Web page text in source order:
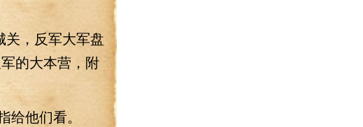
，反军大军盘
的大本营，附
他们看。